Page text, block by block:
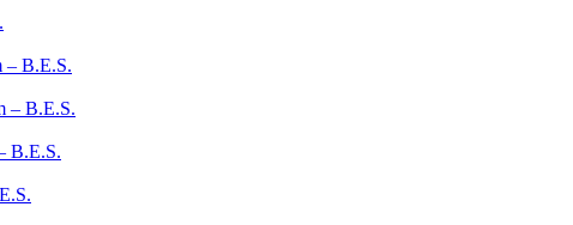
– B.E.S.
– B.E.S.
B.E.S.